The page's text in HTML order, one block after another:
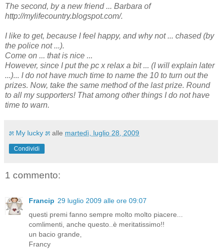
The second, by a new friend ... Barbara of
http://mylifecountry.blogspot.com/.
I like to get, because I feel happy, and why not ... chased (by
the police not ...).
Come on ... that is nice ...
However, since I put the pc x relax a bit ... (I will explain later
...)... I do not have much time to name the 10 to turn out the
prizes. Now, take the same method of the last prize. Round
to all my supporters! That among other things I do not have
time to warn.
೫ My lucky ೫ alle martedì, luglio 28, 2009
Condividi
1 commento:
Francip 29 luglio 2009 alle ore 09:07
questi premi fanno sempre molto molto piacere...
comlimenti, anche questo..è meritatissimo!!
un bacio grande,
Francy